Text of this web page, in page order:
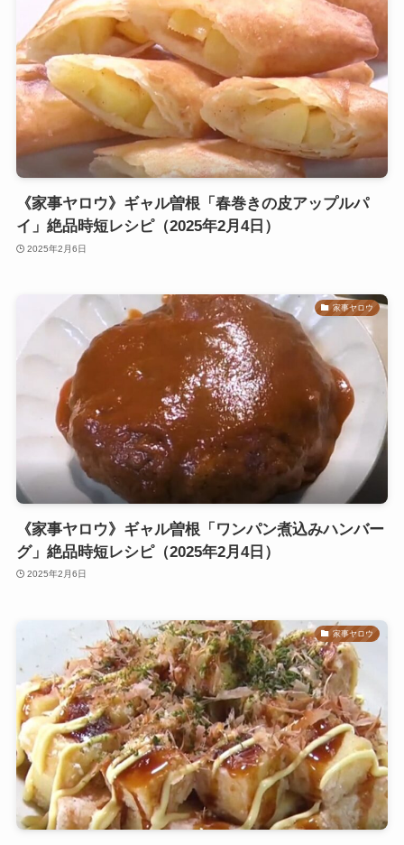
《家事ヤロウ》ギャル曽根「春巻きの皮アップルパ
イ」絶品時短レシピ（2025年2月4日）
2025年2月6日
家事ヤロウ
《家事ヤロウ》ギャル曽根「ワンパン煮込みハンバー
グ」絶品時短レシピ（2025年2月4日）
2025年2月6日
家事ヤロウ